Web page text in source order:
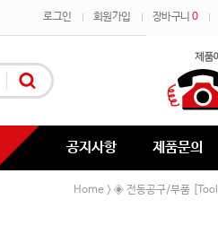
로그인 회원가입 장바구니 0
공지사항 제품문의
Home > ◈ 전동공구/부품 [Tool]